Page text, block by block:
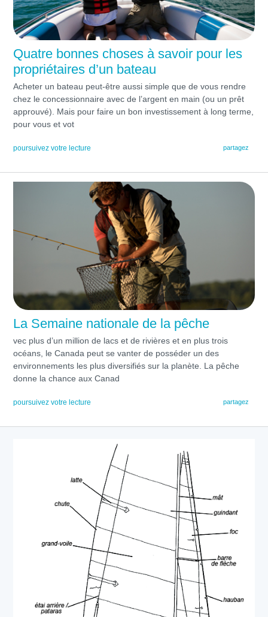
Quatre bonnes choses à savoir pour les
propriétaires d’un bateau
Acheter un bateau peut-être aussi simple que de vous rendre
chez le concessionnaire avec de l’argent en main (ou un prêt
approuvé). Mais pour faire un bon investissement à long terme,
pour vous et vot
poursuivez votre lecture partagez
La Semaine nationale de la pêche
vec plus d’un million de lacs et de rivières et en plus trois
océans, le Canada peut se vanter de posséder un des
environnements les plus diversifiés sur la planète. La pêche
donne la chance aux Canad
poursuivez votre lecture partagez